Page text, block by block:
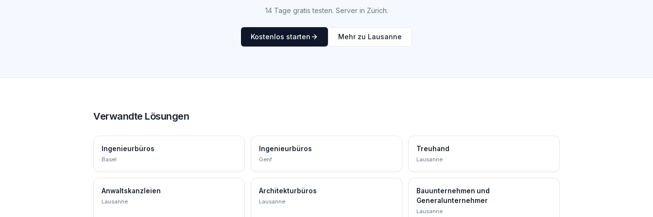
14 Tage gratis testen. Server in Zürich.
Kostenlos starten Mehr zu Lausanne
Verwandte Lösungen
Ingenieurbüros
Basel
Ingenieurbüros
Genf
Treuhand
Lausanne
Anwaltskanzleien
Lausanne
Architekturbüros
Lausanne
Bauunternehmen und
Generalunternehmer
Lausanne